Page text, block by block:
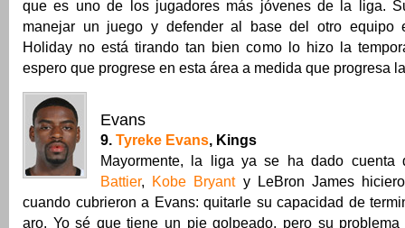
que es uno de los jugadores más jóvenes de la liga.
manejar un juego y defender al base del otro equipo
Holiday no está tirando tan bien como lo hizo la
espero que progrese en esta área a medida que progresa
Evans
9. Tyreke Evans, Kings
Mayormente, la liga ya se ha dado
Battier, Kobe Bryanty LeBron James
cuando cubrieron a Evans: quitarle su capacidad de
aro. Yo sé que tiene un pie golpeado, pero su problema